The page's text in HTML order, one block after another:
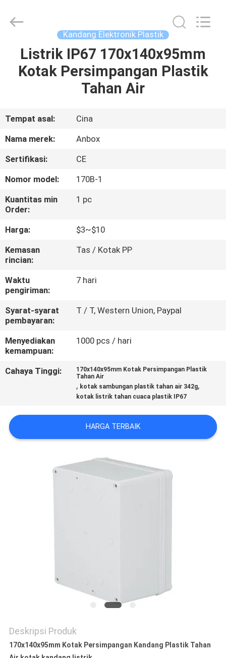
RUMAH
TENTANG
KAMI
TUR
PABRIK
KONTROL
KUALITAS
HUBUNGI
KAMI
PERMINTAAN
SHOPPING ONLINE
PRIVACY
Kandang Elektronik Plastik
Listrik IP67 170x140x95mm
Kotak Persimpangan Plastik
Tahan Air
Tempat asal:
Cina
Nama merek:
Anbox
Sertifikasi:
CE
Nomor model:
170B-1
Kuantitas min
Order:
1 pc
Harga:
$3~$10
Kemasan
rincian:
Tas / Kotak PP
Waktu
pengiriman:
7 hari
Syarat-syarat
pembayaran:
T / T, Western Union, Paypal
Menyediakan
kemampuan:
1000 pcs / hari
Cahaya Tinggi:
170x140x95mm Kotak Persimpangan Plastik
Tahan Air
, kotak sambungan plastik tahan air 342g,
kotak listrik tahan cuaca plastik IP67
HARGA TERBAIK
Deskripsi Produk
170x140x95mm Kotak Persimpangan Kandang Plastik Tahan